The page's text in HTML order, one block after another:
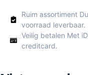
Ruim assortiment
voorraad leverbaar.
Veilig betalen Met
creditcard.